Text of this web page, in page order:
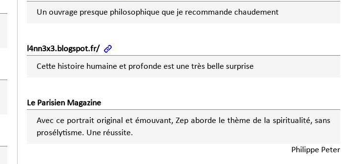
Un ouvrage presque philosophique que je recommande chaudement
l4nn3x3.blogspot.fr/
Cette histoire humaine et profonde est une très belle surprise
Le Parisien Magazine
Avec ce portrait original et émouvant, Zep aborde le thème de la spiritualité, sans
prosélytisme. Une réussite.
Philippe Peter